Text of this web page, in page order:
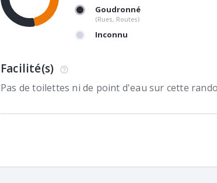
Goudronné
(Rues, Routes)
Inconnu
Facilité(s)
Pas de toilettes ni de point d'eau sur cette